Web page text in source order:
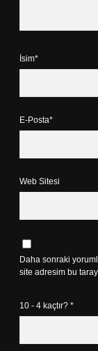
İsim*
E-Posta*
Web Sitesi
Daha sonraki
site adresim bu
10 - 4 kaçtır? *